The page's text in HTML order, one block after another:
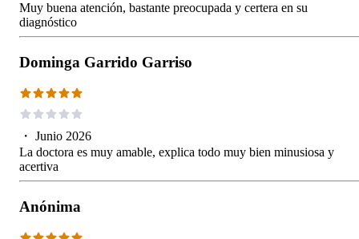
Muy buena atención, bastante preocupada y certera en su
diagnóstico
Dominga Garrido Garriso
・ Junio 2026
La doctora es muy amable, explica todo muy bien minusiosa y
acertiva
Anónima